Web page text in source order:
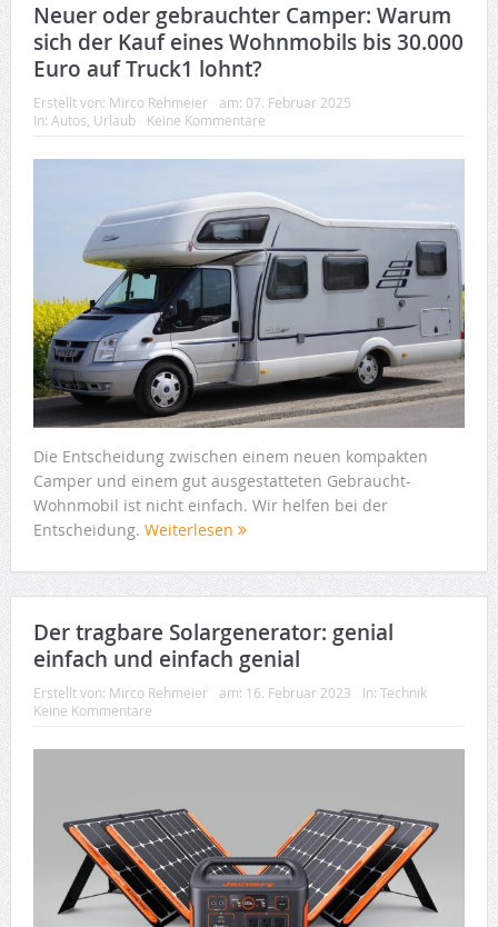
Neuer oder gebrauchter Camper: Warum
sich der Kauf eines Wohnmobils bis 30.000
Euro auf Truck1 lohnt?
Erstellt von: Mirco Rehmeier am: 07. Februar 2025
In: Autos Urlaub Keine Kommentare
Die Entscheidung zwischen einem neuen kompakten
Camper und einem gut ausgestatteten Gebraucht-
Wohnmobil ist nicht einfach. Wir helfen bei der
Entscheidung. Weiterlesen
Der tragbare Solargenerator: genial
einfach und einfach genial
Erstellt von: Mirco Rehmeier am: 16. Februar 2023 In: Technik
Keine Kommentare